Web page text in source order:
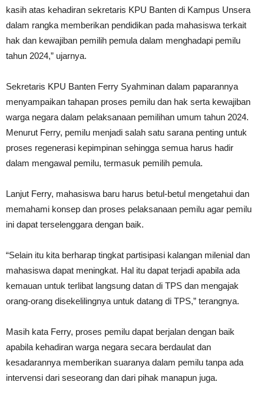
kasih atas kehadiran sekretaris KPU Banten di Kampus Unsera
dalam rangka memberikan pendidikan pada mahasiswa terkait
hak dan kewajiban pemilih pemula dalam menghadapi pemilu
tahun 2024,” ujarnya.
Sekretaris KPU Banten Ferry Syahminan dalam paparannya
menyampaikan tahapan proses pemilu dan hak serta kewajiban
warga negara dalam pelaksanaan pemilihan umum tahun 2024.
Menurut Ferry, pemilu menjadi salah satu sarana penting untuk
proses regenerasi kepimpinan sehingga semua harus hadir
dalam mengawal pemilu, termasuk pemilih pemula.
Lanjut Ferry, mahasiswa baru harus betul-betul mengetahui dan
memahami konsep dan proses pelaksanaan pemilu agar pemilu
ini dapat terselenggara dengan baik.
“Selain itu kita berharap tingkat partisipasi kalangan milenial dan
mahasiswa dapat meningkat. Hal itu dapat terjadi apabila ada
kemauan untuk terlibat langsung datan di TPS dan mengajak
orang-orang disekelilingnya untuk datang di TPS,” terangnya.
Masih kata Ferry, proses pemilu dapat berjalan dengan baik
apabila kehadiran warga negara secara berdaulat dan
kesadarannya memberikan suaranya dalam pemilu tanpa ada
intervensi dari seseorang dan dari pihak manapun juga.